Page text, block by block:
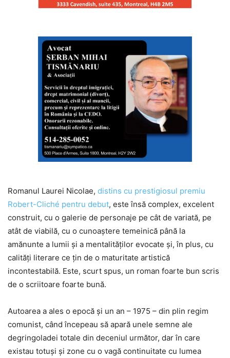
Romanul Laurei Nicolae, distins cu prestigiosul premiu
Robert-Cliché pentru debut, este însă complex, excelent
construit, cu o galerie de personaje pe cât de variată, pe
atât de viabilă, cu o cunoaștere temeinică până la
amănunte a lumii și a mentalităților evocate și, în plus, cu
calități literare ce țin de o maturitate artistică
incontestabilă. Este, scurt spus, un roman foarte bun scris
de o scriitoare foarte bună.
Autoarea a ales o epocă și un an – 1975 – din plin regim
comunist, când începeau să apară unele semne ale
degringoladei totale din deceniul următor, dar în care
existau totuși și zone cu o vagă continuitate cu lumea